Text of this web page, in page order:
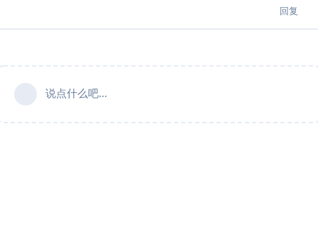
回复
说点什么吧...